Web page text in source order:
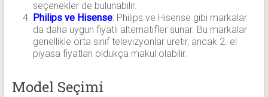
seçenekler de bulunabilir.
Philips ve Hisense:Philips ve Hisense gibi markalar
da daha uygun fiyatlı alternatifler sunar. Bu markalar
genellikle orta sınıf televizyonlar üretir, ancak 2. el
piyasa fiyatları oldukça makul olabilir.
Model Seçimi